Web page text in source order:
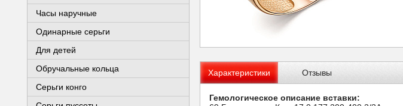
Часы наручные
Одинарные серьги
Для детей
Обручальные кольца
Серьги конго
Характеристики Отзывы
Гемологическое описание вставки: